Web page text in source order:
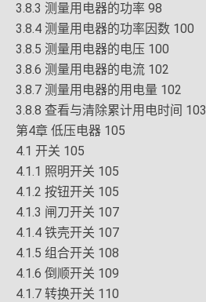
3.8.3 测量用电器的功率 98
3.8.4 测量用电器的功率因数 100
3.8.5 测量用电器的电压 100
3.8.6 测量用电器的电流 102
3.8.7 测量用电器的用电量 102
3.8.8 查看与清除累计用电时间 103
第4章 低压电器 105
4.1 开关 105
4.1.1 照明开关 105
4.1.2 按钮开关 105
4.1.3 闸刀开关 107
4.1.4 铁壳开关 107
4.1.5 组合开关 108
4.1.6 倒顺开关 109
4.1.7 转换开关 110